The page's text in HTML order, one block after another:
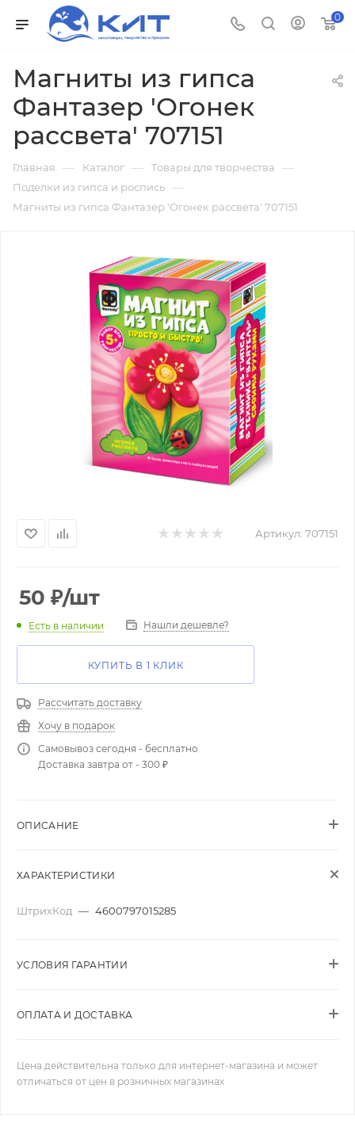
0
Магниты из гипса
Фантазер 'Огонек
рассвета' 707151
Главная — Каталог — Товары для творчества —
Поделки из гипса и роспись —
Магниты из гипса Фантазер 'Огонек рассвета' 707151
Артикул: 707151
50 ₽/шт
Есть в наличии Нашли дешевле?
КУПИТЬ В 1 КЛИК
Рассчитать доставку
Хочу в подарок
Самовывоз сегодня - бесплатно
Доставка завтра от - 300 ₽
ОПИСАНИЕ
ХАРАКТЕРИСТИКИ
ШтрихКод — 4600797015285
УСЛОВИЯ ГАРАНТИИ
ОПЛАТА И ДОСТАВКА
Цена действительна только для интернет-магазина и может
отличаться от цен в розничных магазинах